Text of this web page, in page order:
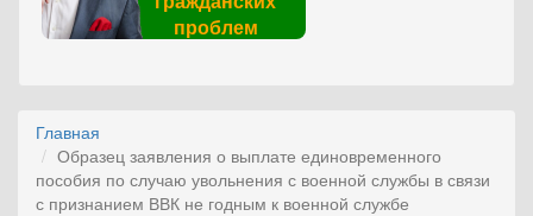
проблем
Главная
Образец заявления о выплате единовременного
пособия по случаю увольнения с военной службы в связи
с признанием ВВК не годным к военной службе